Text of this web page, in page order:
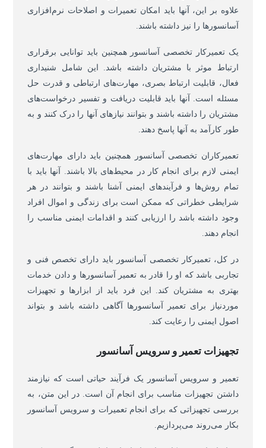
علاوه بر این، آنها باید امکان تعمیرات و اصلاحات نرم‌افزاری
آسانسورها را نیز داشته باشند.
یک تعمیرکار تخصصی آسانسور همچنین باید توانایی برقراری
ارتباط موثر با مشتریان داشته باشد. این شامل شنیداری
فعال، قابلیت ارتباط بصری، مهارت‌های ارتباطی و قدرت حل
مسئله است. آنها باید قابلیت دریافت و تفسیر درخواست‌های
مشتریان را داشته باشند و بتوانند نیازهای آنها را درک کنند و به
طور کارآمد به آنها پاسخ دهند.
تعمیرکاران تخصصی آسانسور همچنین باید دارای مهارت‌های
ایمنی لازم برای انجام کار در محیط‌های بالا باشند. آنها باید با
تمام روش‌ها و فرآیندهای ایمنی آشنا باشند و بتوانند در هر
شرایطی خطراتی که ممکن است برای زندگی و اموال افراد
وجود داشته باشد را ارزیابی کنند و اقدامات ایمنی مناسب را
انجام دهند.
در کل، تعمیرکار تخصصی آسانسور باید دارای تخصص فنی و
تجاربی باشد که او را قادر به تعمیر آسانسورها و دادن خدمات
بهتری به مشتریان کند. این فرد باید از ابزارها و تجهیزات
موردنیاز برای تعمیر آسانسورها آگاهی داشته باشد و بتواند
اصول ایمنی را رعایت کند.
تجهیزات تعمیر و سرویس آسانسور
تعمیر و سرویس آسانسور یک فرآیند حیاتی است که نیازمند
داشتن تجهیزات مناسب برای انجام آن است. در این متن، به
بررسی تجهیزاتی که برای انجام تعمیرات و سرویس آسانسور
بکار می‌روند می‌پردازیم.